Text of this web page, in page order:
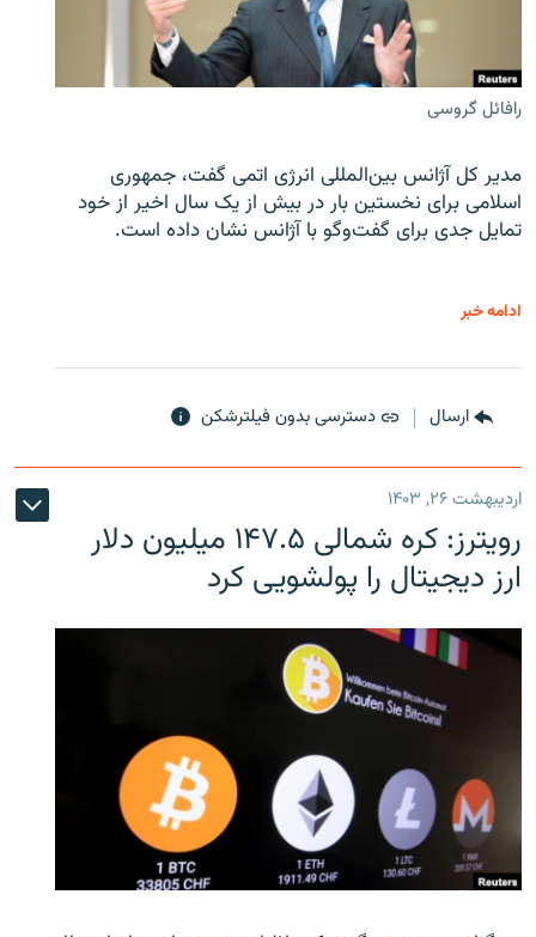
رافائل گروسی
مدیر کل آژانس بین‌المللی انرژی اتمی گفت، جمهوری
اسلامی برای نخستین بار در بیش از یک سال اخیر از خود
تمایل جدی برای گفت‌وگو با آژانس نشان داده است.
ادامه خبر
ارسال دسترسی بدون فیلترشکن
اردیبهشت ۲۶, ۱۴۰۳
رویترز: کره شمالی ۱۴۷.۵ میلیون دلار
ارز دیجیتال را پولشویی کرد